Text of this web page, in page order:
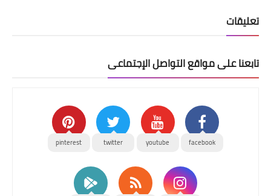
تعليقات
تابعنا على مواقع التواصل الإجتماعى
facebook
youtube
twitter
pinterest